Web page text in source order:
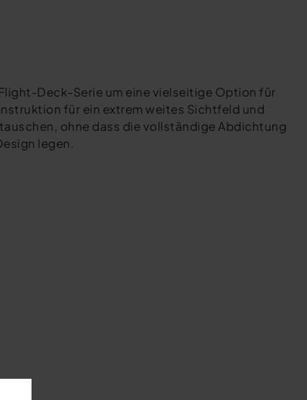
Deck-Serie um eine vielseitige Option für
für ein extrem weites Sichtfeld und
ohne dass die vollständige Abdichtung
legen.